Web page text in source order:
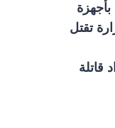
تقتل
ورش مواد قاتلة